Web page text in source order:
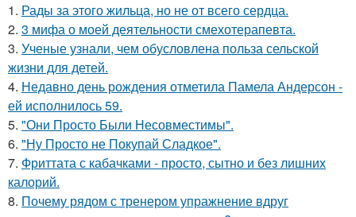
1. Рады за этого жильца, но не от всего сердца.
2. 3 мифа о моей деятельности смехотерапевта.
3. Ученые узнали, чем обусловлена польза сельской
жизни для детей.
4. Недавно день рождения отметила Памела Андерсон -
ей исполнилось 59.
5. "Они Просто Были Несовместимы".
6. "Ну Просто не Покупай Сладкое".
7. Фриттата с кабачками - просто, сытно и без лишних
калорий.
8. Почему рядом с тренером упражнение вдруг